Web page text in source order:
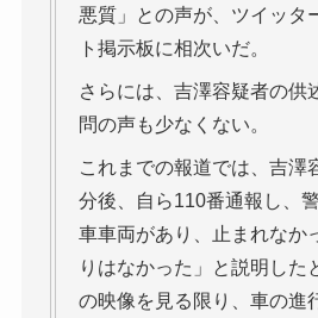
悪質」との声が、ツイッタ
ト掲示板に相次いだ。
さらには、吉澤容疑者の供
問の声も少なくない。
これまでの報道では、吉澤
分後、自ら110番通報し、
車車両があり、止まれなか
りはなかった」と説明した
の映像を見る限り、車の進